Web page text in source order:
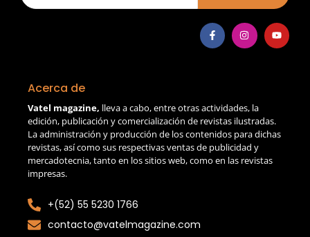
Acerca de
Vatel magazine, lleva a cabo, entre otras actividades, la
edición, publicación y comercialización de revistas ilustradas.
La administración y producción de los contenidos para dichas
revistas, así como sus respectivas ventas de publicidad y
mercadotecnia, tanto en los sitios web, como en las revistas
impresas.
+(52) 55 5230 1766
contacto@vatelmagazine.com